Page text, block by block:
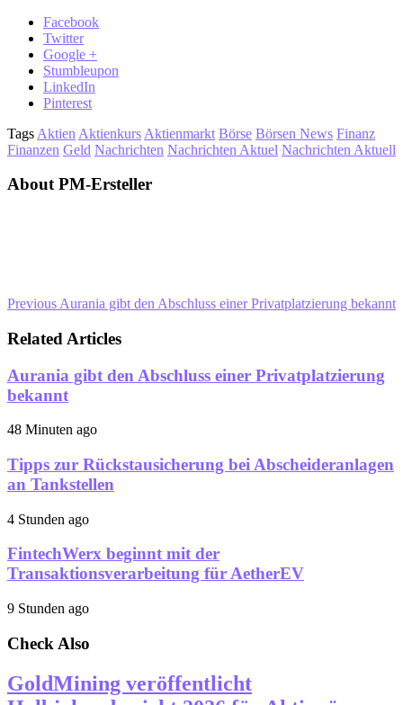
Facebook
Twitter
Google +
Stumbleupon
LinkedIn
Pinterest
Tags Aktien Aktienkurs Aktienmarkt Börse Börsen News Finanz
Finanzen Geld Nachrichten Nachrichten Aktuel Nachrichten Aktuell
About PM-Ersteller
Previous Aurania gibt den Abschluss einer Privatplatzierung bekannt
Related Articles
Aurania gibt den Abschluss einer Privatplatzierung
bekannt
48 Minuten ago
Tipps zur Rückstausicherung bei Abscheideranlagen
an Tankstellen
4 Stunden ago
FintechWerx beginnt mit der
Transaktionsverarbeitung für AetherEV
9 Stunden ago
Check Also
GoldMining veröffentlicht